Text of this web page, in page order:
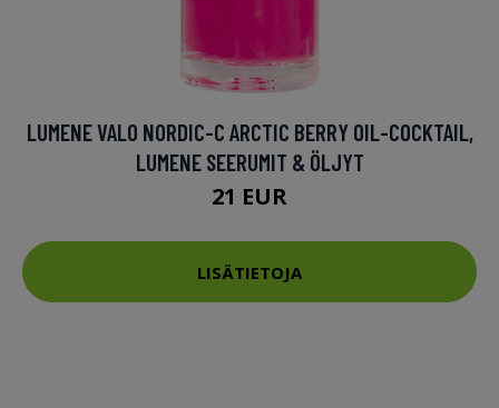
LUMENE VALO NORDIC-C ARCTIC BERRY OIL-COCKTAIL,
LUMENE SEERUMIT & ÖLJYT
21 EUR
LISÄTIETOJA